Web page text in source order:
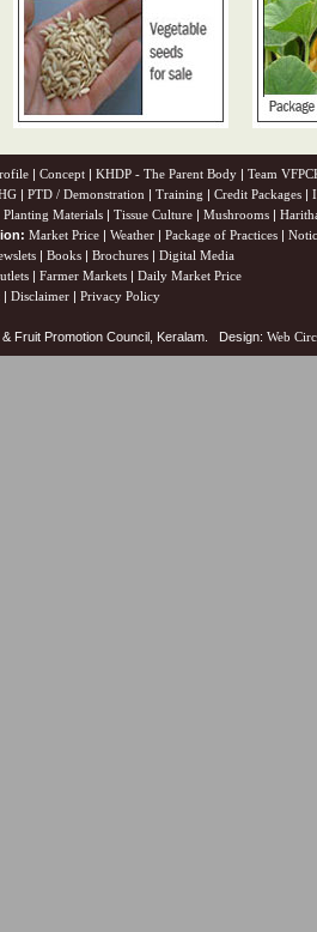
| Concept | KHDP - The Parent Body | Team
| PTD / Demonstration | Training | Credit Packages |
Planting Materials | Tissue Culture | Mushrooms |
Market Price | Weather | Package of Practices |
| Books | Brochures | Digital Media
| Farmer Markets | Daily Market Price
| Disclaimer | Privacy Policy
Fruit Promotion Council, Keralam. Design: Web